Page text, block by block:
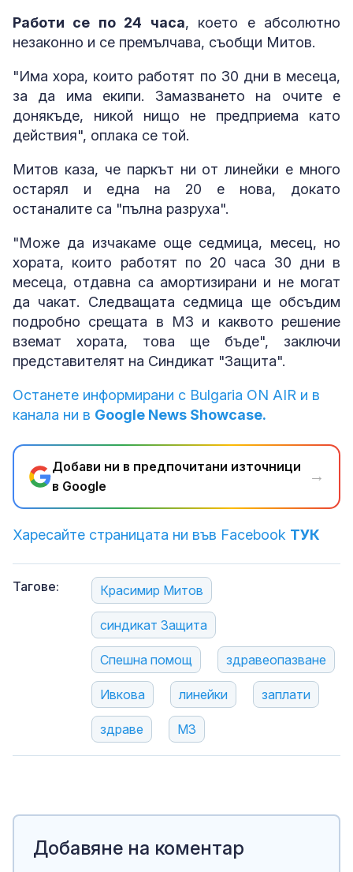
Работи се по 24 часа, което е абсолютно
незаконно и се премълчава, съобщи Митов.
"Има хора, които работят по 30 дни в месеца,
за да има екипи. Замазването на очите е
донякъде, никой нищо не предприема като
действия", оплака се той.
Митов каза, че паркът ни от линейки е много
остарял и една на 20 е нова, докато
останалите са "пълна разруха".
"Може да изчакаме още седмица, месец, но
хората, които работят по 20 часа 30 дни в
месеца, отдавна са амортизирани и не могат
да чакат. Следващата седмица ще обсъдим
подробно срещата в МЗ и каквото решение
вземат хората, това ще бъде", заключи
представителят на Синдикат "Защита".
Останете информирани с Bulgaria ON AIR и в
канала ни в Google News Showcase.
Добави ни в предпочитани източници
в Google
→
Харесайте страницата ни във Facebook ТУК
Тагове: Красимир Митов
синдикат Защита
Спешна помощ здравеопазване
Ивкова линейки заплати
здраве МЗ
Добавяне на коментар